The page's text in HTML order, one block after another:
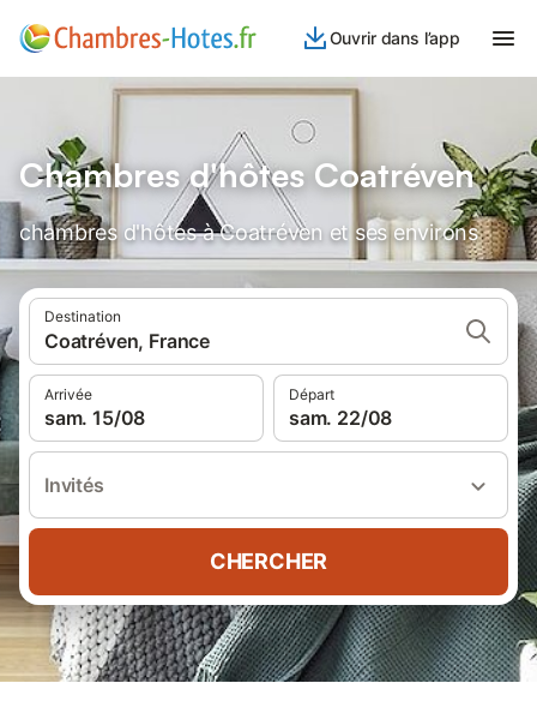
Ouvrir dans l’app
Chambres d'hôtes Coatréven
chambres d'hôtes à Coatréven et ses environs
Destination
Coatréven, France
Arrivée
sam. 15/08
Départ
sam. 22/08
Invités
CHERCHER